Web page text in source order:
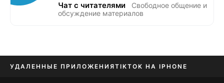
Чат с читателями
Свободное общение и
обсуждение материалов
УДАЛЕННЫЕ ПРИЛОЖЕНИЯTIKTOK НА IPHONE